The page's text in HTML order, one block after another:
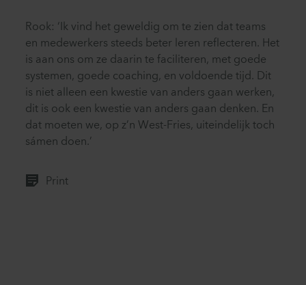
Rook: ‘Ik vind het geweldig om te zien dat teams
en medewerkers steeds beter leren reflecteren. Het
is aan ons om ze daarin te faciliteren, met goede
systemen, goede coaching, en voldoende tijd. Dit
is niet alleen een kwestie van anders gaan werken,
dit is ook een kwestie van anders gaan denken. En
dat moeten we, op z’n West-Fries, uiteindelijk toch
sámen doen.’
Print